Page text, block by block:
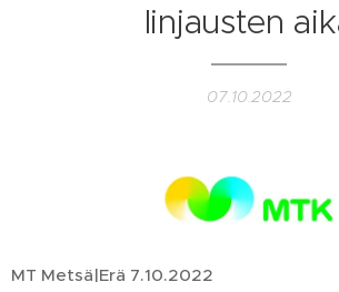
linjausten
07.10.2022
MT Metsä|Erä 7.10.2022